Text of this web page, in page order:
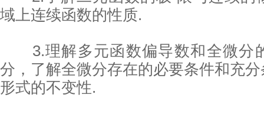
域上连续函数的性质.
3.理解多元函数偏导数和全微分
分，了解全微分存在的必要条件和充
形式的不变性.